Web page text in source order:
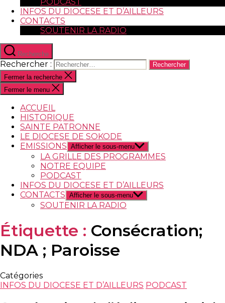
INFOS DU DIOCESE ET D’AILLEURS
CONTACTS
SOUTENIR LA RADIO
Recherche
Rechercher :
Fermer la recherche
Fermer le menu
ACCUEIL
HISTORIQUE
SAINTE PATRONNE
LE DIOCESE DE SOKODE
EMISSIONS Afficher le sous-menu
LA GRILLE DES PROGRAMMES
NOTRE EQUIPE
PODCAST
INFOS DU DIOCESE ET D’AILLEURS
CONTACTS Afficher le sous-menu
SOUTENIR LA RADIO
Étiquette : Consécration;
NDA ; Paroisse
Catégories
INFOS DU DIOCESE ET D’AILLEURS PODCAST